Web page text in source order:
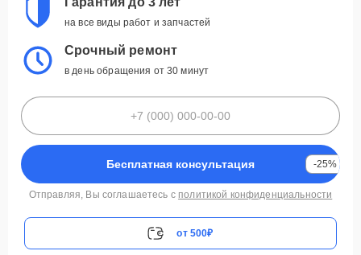
на все виды работ и запчастей
Срочный ремонт
в день обращения от 30 минут
Бесплатная консультация -25%
Отправляя, Вы соглашаетесь с политикой конфиденциальности
от 500₽